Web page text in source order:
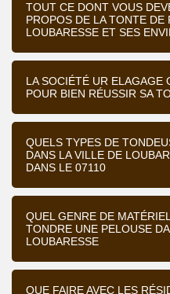
TOUT CE DONT VOUS
PROPOS DE LA TONTE DE
LOUBARESSE ET SES
LA SOCIÉTÉ UR ELAGAGE
POUR BIEN RÉUSSIR SA
QUELS TYPES DE
DANS LA VILLE DE
DANS LE 07110
QUEL GENRE DE
TONDRE UNE PELOUSE
LOUBARESSE
QUE FAIRE AVEC LES